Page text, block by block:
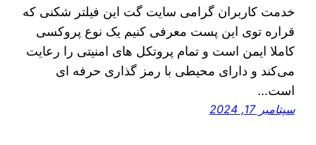
خدمت کاربران گرامی سایت گت این فیلتر شکنی که
قراره توی اين پست معرفی کنیم یک نوع پروکسی
کاملا ایمن است و تمام پروتکل های امنیتی را رعایت
می‌کند و دارای محیطی با رمز گذاری حرفه ای
است…
سپتامبر 17, 2024